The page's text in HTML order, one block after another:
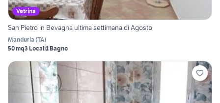
Vetrina
San Pietro in Bevagna ultima settimana di Agosto
Manduria (TA)
50 mq3 Locali1 Bagno